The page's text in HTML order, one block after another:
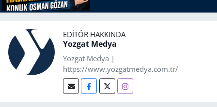
EDITÖR HAKKINDA
Yozgat Medya
Yozgat Medya |
https://www.yozgatmedya.com.tr/